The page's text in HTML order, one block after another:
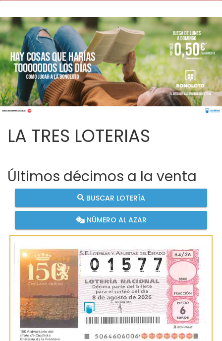
LA TRES LOTERIAS
Últimos décimos a la venta
BUSCAR LOTERÍA
NÚMERO AL AZAR